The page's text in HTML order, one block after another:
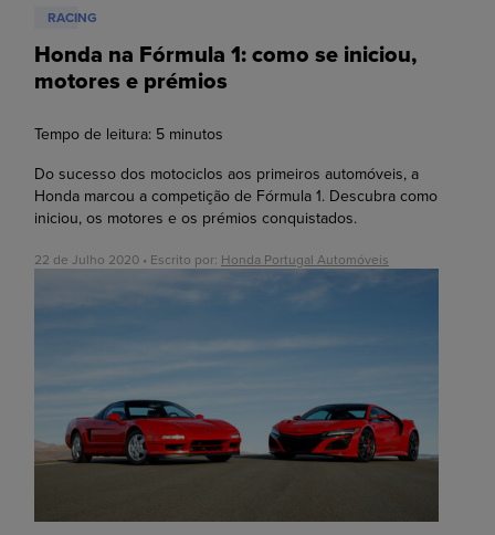
RACING
Honda na Fórmula 1: como se iniciou,
motores e prémios
Tempo de leitura: 5 minutos
Do sucesso dos motociclos aos primeiros automóveis, a
Honda marcou a competição de Fórmula 1. Descubra como
iniciou, os motores e os prémios conquistados.
22 de Julho 2020 • Escrito por: Honda Portugal Automóveis